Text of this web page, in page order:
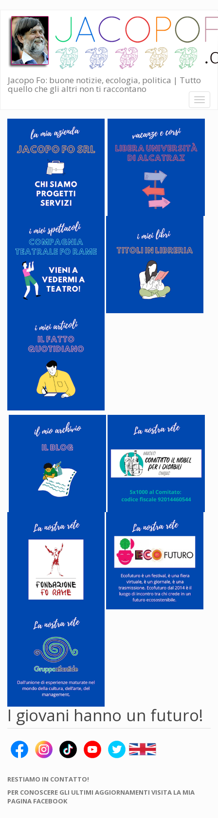
Salta
contenuto
principale
Jacopo Fo: buone notizie, ecologia, politica | Tutto
quello che gli altri non ti raccontano
Toggle
I giovani hanno un futuro!
RESTIAMO IN CONTATTO!
PER CONOSCERE GLI ULTIMI AGGIORNAMENTI VISITA LA MIA
PAGINA FACEBOOK